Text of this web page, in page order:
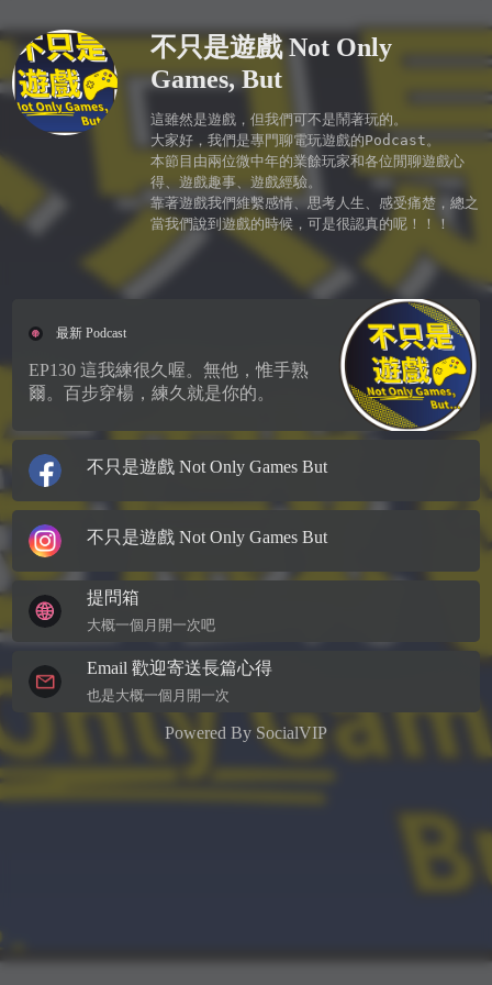
不只是遊戲 Not Only
Games, But
這雖然是遊戲，但我們可不是鬧著玩的。
大家好，我們是專門聊電玩遊戲的Podcast。
本節目由兩位微中年的業餘玩家和各位閒聊遊戲心
得、遊戲趣事、遊戲經驗。
靠著遊戲我們維繫感情、思考人生、感受痛楚，總之
當我們說到遊戲的時候，可是很認真的呢！！！
最新 Podcast
EP130 這我練很久喔。無他，惟手熟
爾。百步穿楊，練久就是你的。
不只是遊戲 Not Only Games But
不只是遊戲 Not Only Games But
提問箱
大概一個月開一次吧
Email 歡迎寄送長篇心得
也是大概一個月開一次
Powered By SocialVIP